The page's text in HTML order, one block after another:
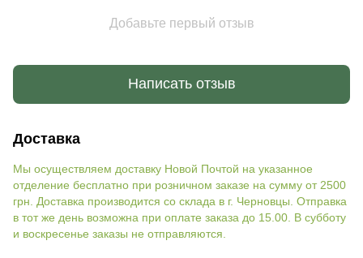
Добавьте первый отзыв
Написать отзыв
Доставка
Мы осуществляем доставку Новой Почтой на указанное
отделение бесплатно при розничном заказе на сумму от 2500
грн. Доставка производится со склада в г. Черновцы. Отправка
в тот же день возможна при оплате заказа до 15.00. В субботу
и воскресенье заказы не отправляются.